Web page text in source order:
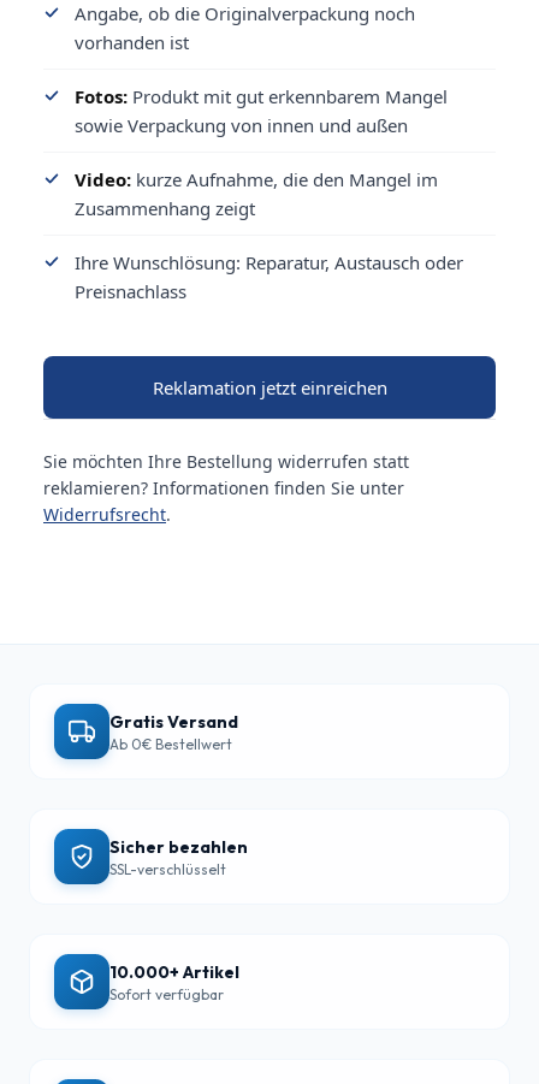
Angabe, ob die Originalverpackung noch
vorhanden ist
Fotos: Produkt mit gut erkennbarem Mangel
sowie Verpackung von innen und außen
Video: kurze Aufnahme, die den Mangel im
Zusammenhang zeigt
Ihre Wunschlösung: Reparatur, Austausch oder
Preisnachlass
Reklamation jetzt einreichen
Sie möchten Ihre Bestellung widerrufen statt
reklamieren? Informationen finden Sie unter
Widerrufsrecht.
Gratis Versand
Ab 0€ Bestellwert
Sicher bezahlen
SSL-verschlüsselt
10.000+ Artikel
Sofort verfügbar